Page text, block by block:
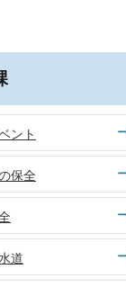
ント
保全
道